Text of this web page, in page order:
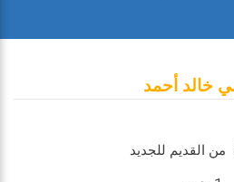
خالد أحمد
من القديم للجديد